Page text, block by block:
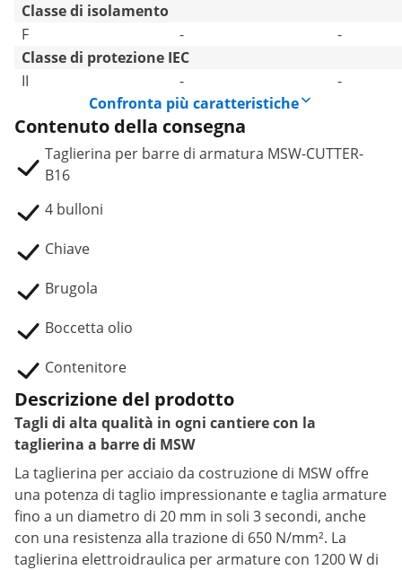
Classe di isolamento
F
-
-
Classe di protezione IEC
II
-
-
Confronta più caratteristiche
Contenuto della consegna
Taglierina per barre di armatura MSW-CUTTER-
B16
4 bulloni
Chiave
Brugola
Boccetta olio
Contenitore
Descrizione del prodotto
Tagli di alta qualità in ogni cantiere con la
taglierina a barre di MSW
La taglierina per acciaio da costruzione di MSW offre
una potenza di taglio impressionante e taglia armature
fino a un diametro di 20 mm in soli 3 secondi, anche
con una resistenza alla trazione di 650 N/mm². La
taglierina elettroidraulica per armature con 1200 W di